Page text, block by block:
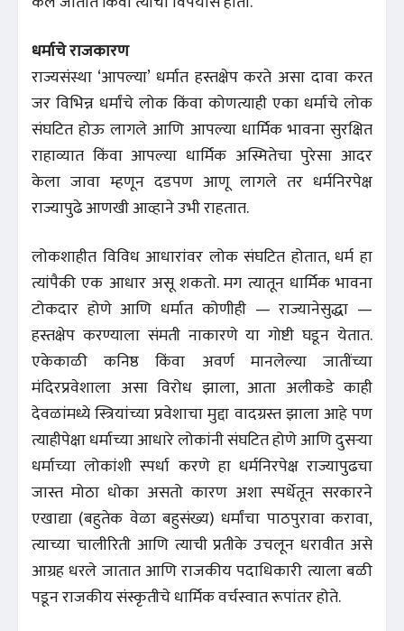
धर्माचे राजकारण
राज्यसंस्था ‘आपल्या’ धर्मात हस्तक्षेप करते असा दावा करत
जर विभिन्न धर्मांचे लोक किंवा कोणत्याही एका धर्माचे लोक
संघटित होऊ लागले आणि आपल्या धार्मिक भावना सुरक्षित
राहाव्यात किंवा आपल्या धार्मिक अस्मितेचा पुरेसा आदर
केला जावा म्हणून दडपण आणू लागले तर धर्मनिरपेक्ष
राज्यापुढे आणखी आव्हाने उभी राहतात.
लोकशाहीत विविध आधारांवर लोक संघटित होतात, धर्म हा
त्यांपैकी एक आधार असू शकतो. मग त्यातून धार्मिक भावना
टोकदार होणे आणि धर्मात कोणीही — राज्यानेसुद्धा —
हस्तक्षेप करण्याला संमती नाकारणे या गोष्टी घडून येतात.
एकेकाळी कनिष्ठ किंवा अवर्ण मानलेल्या जातींच्या
मंदिरप्रवेशाला असा विरोध झाला, आता अलीकडे काही
देवळांमध्ये स्त्रियांच्या प्रवेशाचा मुद्दा वादग्रस्त झाला आहे पण
त्याहीपेक्षा धर्माच्या आधारे लोकांनी संघटित होणे आणि दुसर्‍या
धर्माच्या लोकांशी स्पर्धा करणे हा धर्मनिरपेक्ष राज्यापुढचा
जास्त मोठा धोका असतो कारण अशा स्पर्धेतून सरकारने
एखाद्या (बहुतेक वेळा बहुसंख्य) धर्मांचा पाठपुरावा करावा,
त्याच्या चालीरिती आणि त्याची प्रतीके उचलून धरावीत असे
आग्रह धरले जातात आणि राजकीय पदाधिकारी त्याला बळी
पडून राजकीय संस्कृतीचे धार्मिक वर्चस्वात रूपांतर होते.